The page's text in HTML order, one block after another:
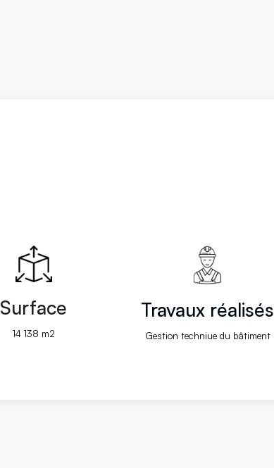
Surface
14 138 m2
Travaux réalisés
Gestion techniue du bâtiment